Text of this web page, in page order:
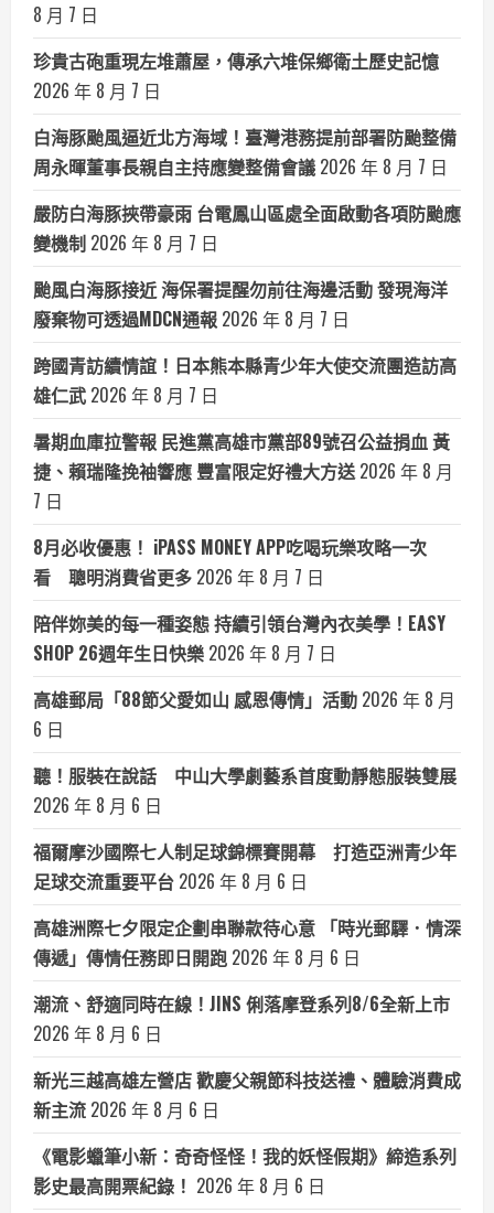
8 月 7 日
珍貴古砲重現左堆蕭屋，傳承六堆保鄉衛土歷史記憶
2026 年 8 月 7 日
白海豚颱風逼近北方海域！臺灣港務提前部署防颱整備
周永暉董事長親自主持應變整備會議 2026 年 8 月 7 日
嚴防白海豚挾帶豪雨 台電鳳山區處全面啟動各項防颱應
變機制 2026 年 8 月 7 日
颱風白海豚接近 海保署提醒勿前往海邊活動 發現海洋
廢棄物可透過MDCN通報 2026 年 8 月 7 日
跨國青訪續情誼！日本熊本縣青少年大使交流團造訪高
雄仁武 2026 年 8 月 7 日
暑期血庫拉警報 民進黨高雄市黨部89號召公益捐血 黃
捷、賴瑞隆挽袖響應 豐富限定好禮大方送 2026 年 8 月
7 日
8月必收優惠！ iPASS MONEY APP吃喝玩樂攻略一次
看 聰明消費省更多 2026 年 8 月 7 日
陪伴妳美的每一種姿態 持續引領台灣內衣美學！EASY
SHOP 26週年生日快樂 2026 年 8 月 7 日
高雄郵局「88節父愛如山 感恩傳情」活動 2026 年 8 月
6 日
聽！服裝在說話 中山大學劇藝系首度動靜態服裝雙展
2026 年 8 月 6 日
福爾摩沙國際七人制足球錦標賽開幕 打造亞洲青少年
足球交流重要平台 2026 年 8 月 6 日
高雄洲際七夕限定企劃串聯款待心意 「時光郵驛．情深
傳遞」傳情任務即日開跑 2026 年 8 月 6 日
潮流、舒適同時在線！JINS 俐落摩登系列8/6全新上市
2026 年 8 月 6 日
新光三越高雄左營店 歡慶父親節科技送禮、體驗消費成
新主流 2026 年 8 月 6 日
《電影蠟筆小新：奇奇怪怪！我的妖怪假期》締造系列
影史最高開票紀錄！ 2026 年 8 月 6 日